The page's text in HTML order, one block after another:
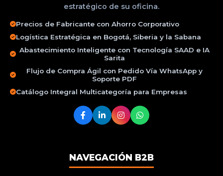
estratégico de su oficina.
Precios de Fabricante con Ahorro Corporativo
Logística Estratégica en Bogotá, Siberia y la Sabana
Abastecimiento Inteligente con Tecnología SAAD e IA
Sarita
Flujo de Compra Ágil con Pedido Vía WhatsApp y
Soporte PDF
Catálogo Integral Multicategoría para Empresas
NAVEGACIÓN B2B